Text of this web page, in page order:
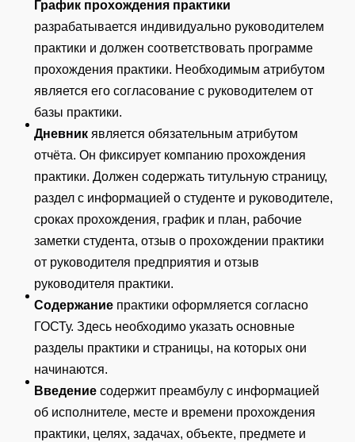
График прохождения практики
разрабатывается индивидуально руководителем
практики и должен соответствовать программе
прохождения практики. Необходимым атрибутом
является его согласование с руководителем от
базы практики.
Дневник является обязательным атрибутом
отчёта. Он фиксирует компанию прохождения
практики. Должен содержать титульную страницу,
раздел с информацией о студенте и руководителе,
сроках прохождения, график и план, рабочие
заметки студента, отзыв о прохождении практики
от руководителя предприятия и отзыв
руководителя практики.
Содержание практики оформляется согласно
ГОСТу. Здесь необходимо указать основные
разделы практики и страницы, на которых они
начинаются.
Введение содержит преамбулу с информацией
об исполнителе, месте и времени прохождения
практики, целях, задачах, объекте, предмете и